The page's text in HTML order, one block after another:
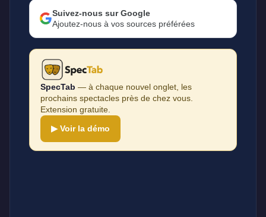
Suivez-nous sur Google
Ajoutez-nous à vos sources préférées
SpecTab — à chaque nouvel onglet, les
prochains spectacles près de chez vous.
Extension gratuite.
▶ Voir la démo